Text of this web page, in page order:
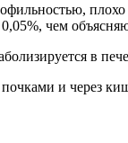
чем
в
и через